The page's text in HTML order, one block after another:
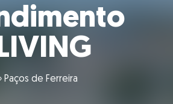
› Paços de Ferreira